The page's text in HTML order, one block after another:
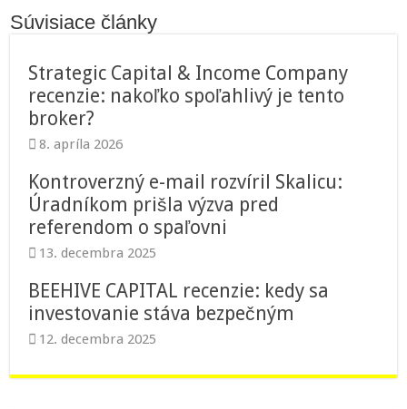
Súvisiace články
Strategic Capital & Income Company
recenzie: nakoľko spoľahlivý je tento
broker?
8. apríla 2026
Kontroverzný e-mail rozvíril Skalicu:
Úradníkom prišla výzva pred
referendom o spaľovni
13. decembra 2025
BEEHIVE CAPITAL recenzie: kedy sa
investovanie stáva bezpečným
12. decembra 2025